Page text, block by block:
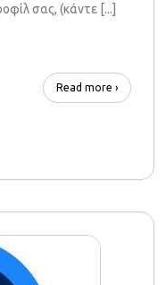
σας, (κάντε [...]
Read more ›